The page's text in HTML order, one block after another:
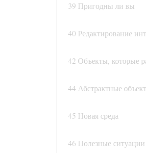
39 Пригодны ли вы
40 Редактирование
42 Объекты, которые
44 Абстрактные
45 Новая среда
46 Полезные ситуации